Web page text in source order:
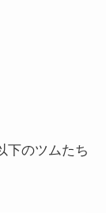
下のツムたち